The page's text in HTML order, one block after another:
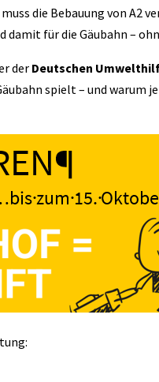
die Bebauung von A2
für die Gäubahn –
der Deutschen
spielt – und